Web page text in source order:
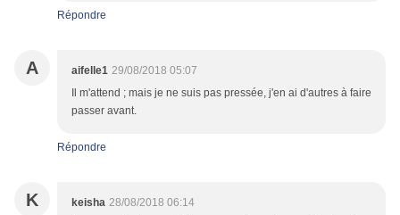
Répondre
A aifelle1 29/08/2018 05:07
Il m'attend ; mais je ne suis pas pressée, j'en ai d'autres à faire
passer avant.
Répondre
K keisha 28/08/2018 06:14